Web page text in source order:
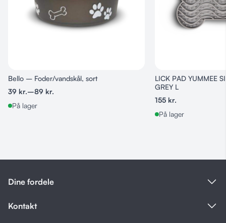
Bello – Foder/vandskål, sort
39 kr.–89 kr.
På lager
LICK PAD YUMMEE
GREY L
155kr.
På lager
Dine fordele
Kontakt